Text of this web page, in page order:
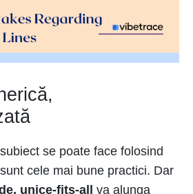
se poate face folosind
cele mai bune practici. Dar
unice-fits-all
va alunga